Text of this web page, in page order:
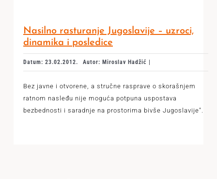
Nasilno rasturanje Jugoslavije – uzroci,
dinamika i posledice
Datum: 23.02.2012. Autor: Miroslav Hadžić |
Bez javne i otvorene, a stručne rasprave o skorašnjem
ratnom nasleđu nije moguća potpuna uspostava
bezbednosti i saradnje na prostorima bivše Jugoslavije".